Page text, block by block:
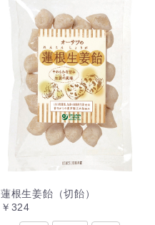
蓮根生姜飴（切飴）
￥324